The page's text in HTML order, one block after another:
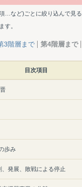
…など)ごとに絞り込んで見る
す。
3階層まで 第4階層まで
目次項目
歩み
発展、敗戦による停止